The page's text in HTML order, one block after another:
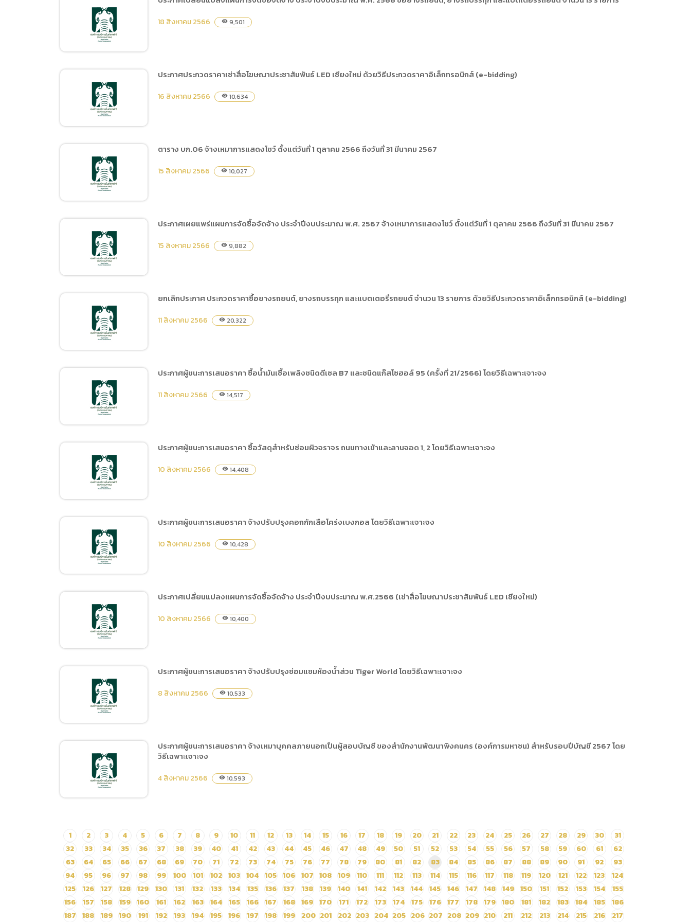
การเปิดเผยข้อมูลสาธารณะขององค์กร พ.ศ. 2569
การนำข้อมูลไปใช้ประโยชน์ (Open Data)
ประกาศผู้ชนะการเสนอราคา
จ้างการโฆษณาบู๊ทโพสต์ สื่อ
ออนไลน์ Facebook, IG,
Youtube ของหน่วยงาน
โดยวิธีเฉพาะเจาะจง
ประกาศเปลี่ยนแปลง
แผนการจัดซื้อจัดจ้าง ประจำ
ปีงบประมาณ พ.ศ. 2566 ซื้อ
ยางรถยนต์, ยางรถบรรทุก
และแบตเตอรี่รถยนต์
จำนวน 13 รายการ
18 สิงหาคม 2566 visibility 9,501
ประกาศประกวดราคาเช่าสื่อ
โฆษณาประชาสัมพันธ์ LED
เชียงใหม่ ด้วยวิธีประกวด
ราคาอิเล็กทรอนิกส์ (e-
bidding)
ประกาศประกวดราคาเช่าสื่อโฆษณาประชาสัมพันธ์ LED เชียงใหม่ ด้วยวิธีประกวดราคาอิเล็กทรอนิกส์ (e-bidding)
16 สิงหาคม 2566 visibility 10,634
ตาราง บก.06 จ้างเหมาการ
แสดงโชว์ ตั้งแต่วันที่ 1
ตุลาคม 2566 ถึงวันที่ 31
มีนาคม 2567
ตาราง บก.06 จ้างเหมาการแสดงโชว์ ตั้งแต่วันที่ 1 ตุลาคม 2566 ถึงวันที่ 31 มีนาคม 2567
15 สิงหาคม 2566 visibility 10,027
ประกาศเผยแพร่แผนการจัด
ซื้อจัดจ้าง ประจำ
ปีงบประมาณ พ.ศ. 2567
จ้างเหมาการแสดงโชว์
ตั้งแต่วันที่ 1 ตุลาคม 2566
ถึงวันที่ 31 มีนาคม 2567
ประกาศเผยแพร่แผนการจัดซื้อจัดจ้าง ประจำปีงบประมาณ พ.ศ. 2567 จ้างเหมาการแสดงโชว์ ตั้งแต่วันที่ 1 ตุลาคม 2566 ถึงวันที่ 31 มีนาคม 2567
15 สิงหาคม 2566 visibility 9,882
ยกเลิกประกาศ ประกวด
ราคาซื้อยางรถยนต์, ยางรถ
บรรทุก และแบตเตอรี่
รถยนต์ จำนวน 13 รายการ
ด้วยวิธีประกวดราคา
อิเล็กทรอนิกส์ (e-bidding)
ยกเลิกประกาศ ประกวดราคาซื้อยางรถยนต์, ยางรถบรรทุก และแบตเตอรี่รถยนต์ จำนวน 13 รายการ ด้วยวิธีประกวดราคาอิเล็กทรอนิกส์ (e-bidding)
11 สิงหาคม 2566 visibility 20,322
ประกาศผู้ชนะการเสนอราคา
ซื้อน้ำมันเชื้อเพลิงชนิดดีเซล
B7 และชนิดแก๊สโซฮอล์ 95
(ครั้งที่ 21/2566) โดยวิธี
เฉพาะเจาะจง
ประกาศผู้ชนะการเสนอราคา ซื้อน้ำมันเชื้อเพลิงชนิดดีเซล B7 และชนิดแก๊สโซฮอล์ 95 (ครั้งที่ 21/2566) โดยวิธีเฉพาะเจาะจง
11 สิงหาคม 2566 visibility 14,517
ประกาศผู้ชนะการเสนอราคา
ซื้อวัสดุสำหรับซ่อมผิว
จราจร ถนนทางเข้าและลาน
จอด 1, 2 โดยวิธีเฉพาะ
เจาะจง
ประกาศผู้ชนะการเสนอราคา ซื้อวัสดุสำหรับซ่อมผิวจราจร ถนนทางเข้าและลานจอด 1, 2 โดยวิธีเฉพาะเจาะจง
10 สิงหาคม 2566 visibility 14,408
ประกาศผู้ชนะการเสนอราคา
จ้างปรับปรุงคอกกักเสือ
โคร่งเบงกอล โดยวิธีเฉพาะ
เจาะจง
ประกาศผู้ชนะการเสนอราคา จ้างปรับปรุงคอกกักเสือโคร่งเบงกอล โดยวิธีเฉพาะเจาะจง
10 สิงหาคม 2566 visibility 10,428
ประกาศเปลี่ยนแปลง
แผนการจัดซื้อจัดจ้าง ประจำ
ปีงบประมาณ พ.ศ.2566
(เช่าสื่อโฆษณา
ประชาสัมพันธ์ LED
ประกาศเปลี่ยนแปลงแผนการจัดซื้อจัดจ้าง ประจำปีงบประมาณ พ.ศ.2566 (เช่าสื่อโฆษณาประชาสัมพันธ์ LED เชียงใหม่)
10 สิงหาคม 2566 visibility 10,400
ประกาศผู้ชนะการเสนอราคา
จ้างปรับปรุงซ่อมแซมห้องน้ำ
ส่วน Tiger World โดยวิธี
เฉพาะเจาะจง
ประกาศผู้ชนะการเสนอราคา จ้างปรับปรุงซ่อมแซมห้องน้ำส่วน Tiger World โดยวิธีเฉพาะเจาะจง
8 สิงหาคม 2566 visibility 10,533
ประกาศผู้ชนะการเสนอราคา
จ้างเหมาบุคคลภายนอกเป็น
ผู้สอบบัญชี ของสำนักงาน
พัฒนาพิงคนคร (องค์การ
มหาชน) สำหรับรอบปีบัญชี
2567 โดยวิธีเฉพาะเจาะจง
ประกาศผู้ชนะการเสนอราคา จ้างเหมาบุคคลภายนอกเป็นผู้สอบบัญชี ของสำนักงานพัฒนาพิงคนคร (องค์การมหาชน) สำหรับรอบปีบัญชี 2567 โดย
วิธีเฉพาะเจาะจง
4 สิงหาคม 2566 visibility 10,593
1 2 3 4 5 6 7 8 9 10 11 12 13 14 15 16 17 18 19 20 21 22 23 24 25 26 27 28 29 30
31
32
33 34 35 36 37 38 39 40 41 42 43 44 45 46 47 48 49 50 51 52 53 54 55 56 57 58 59 60 61
62
63
64 65 66 67 68 69 70 71 72 73 74 75 76 77 78 79 80 81 82 83 84 85 86 87 88 89 90 91 92
93
94
95 96 97 98 99 100 101 102 103 104 105 106 107 108 109 110 111 112 113 114 115 116 117 118 119 120 121 122 123
124
125
126 127 128 129 130 131 132 133 134 135 136 137 138 139 140 141 142 143 144 145 146 147 148 149 150 151 152 153 154
155
156
157 158 159 160 161 162 163 164 165 166 167 168 169 170 171 172 173 174 175 176 177 178 179 180 181 182 183 184 185
186
187
188 189 190 191 192 193 194 195 196 197 198 199 200 201 202 203 204 205 206 207 208 209 210 211 212 213 214 215 216 217